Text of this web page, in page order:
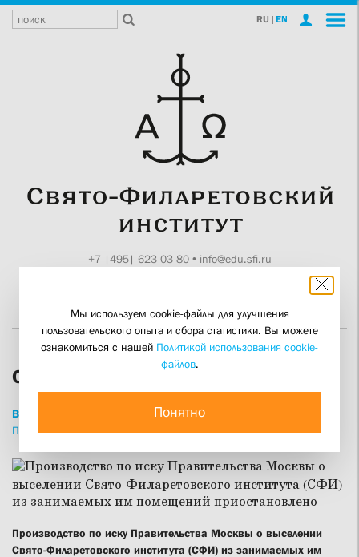
RU | EN
+7 |495| 623 03 80• info@edu.sfi.ru
СФИ сегодня
ВСЕ
ИНТЕРВЬЮ
ПРИВЕТСТВИЯ
ПРОПОВЕДИ ИЗДАНИЯ
Производство по иску Правительства Москвы о выселении
Свято-Филаретовского института (СФИ) из занимаемых им
Мы используем cookie-файлы для улучшения
пользовательского опыта и сбора статистики. Вы можете
ознакомиться с нашей Политикой использования cookie-
файлов.
Понятно